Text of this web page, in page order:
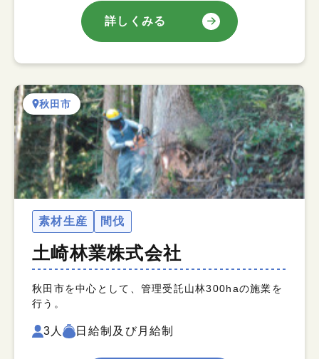
詳しくみる
秋田市
素材生産 間伐
土崎林業株式会社
秋田市を中心として、管理受託山林300haの施業を
行う。
3人 日給制及び月給制